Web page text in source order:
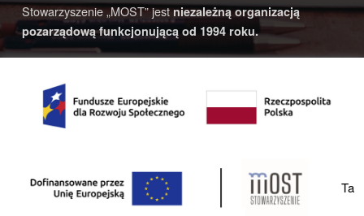
Stowarzyszenie „MOST” jestniezależną organizacją
pozarządową funkcjonującą od 1994 roku.
© 2020 Most Katowice | Realizacja:4AD STUDIO
YouTube
Facebook
Back to top ↑ Ta